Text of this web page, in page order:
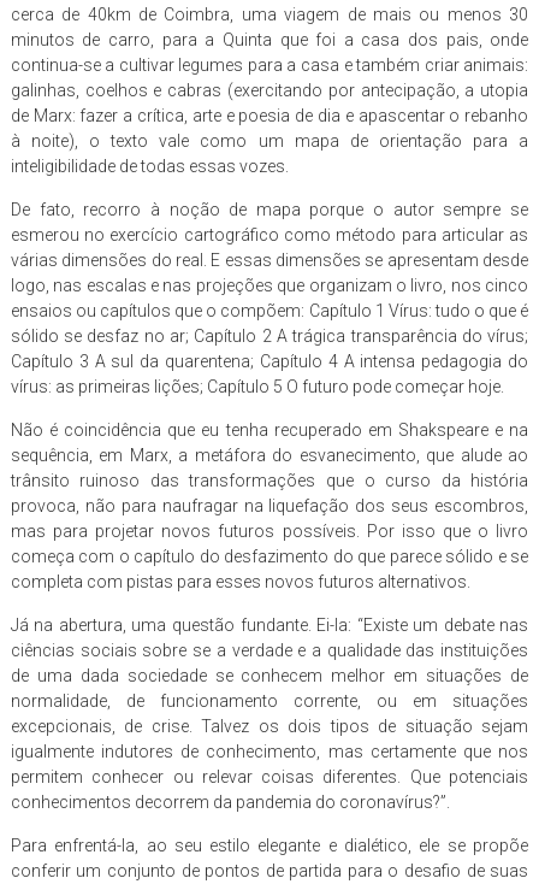
cerca de 40km de Coimbra, uma viagem de mais ou menos 30
minutos de carro, para a Quinta que foi a casa dos pais, onde
continua-se a cultivar legumes para a casa e também criar animais:
galinhas, coelhos e cabras (exercitando por antecipação, a utopia
de Marx: fazer a crítica, arte e poesia de dia e apascentar o rebanho
à noite), o texto vale como um mapa de orientação para a
inteligibilidade de todas essas vozes.
De fato, recorro à noção de mapa porque o autor sempre se
esmerou no exercício cartográfico como método para articular as
várias dimensões do real. E essas dimensões se apresentam desde
logo, nas escalas e nas projeções que organizam o livro, nos cinco
ensaios ou capítulos que o compõem: Capítulo 1 Vírus: tudo o que é
sólido se desfaz no ar; Capítulo 2 A trágica transparência do vírus;
Capítulo 3 A sul da quarentena; Capítulo 4 A intensa pedagogia do
vírus: as primeiras lições; Capítulo 5 O futuro pode começar hoje.
Não é coincidência que eu tenha recuperado em Shakspeare e na
sequência, em Marx, a metáfora do esvanecimento, que alude ao
trânsito ruinoso das transformações que o curso da história
provoca, não para naufragar na liquefação dos seus escombros,
mas para projetar novos futuros possíveis. Por isso que o livro
começa com o capítulo do desfazimento do que parece sólido e se
completa com pistas para esses novos futuros alternativos.
Já na abertura, uma questão fundante. Ei-la: “Existe um debate nas
ciências sociais sobre se a verdade e a qualidade das instituições
de uma dada sociedade se conhecem melhor em situações de
normalidade, de funcionamento corrente, ou em situações
excepcionais, de crise. Talvez os dois tipos de situação sejam
igualmente indutores de conhecimento, mas certamente que nos
permitem conhecer ou relevar coisas diferentes. Que potenciais
conhecimentos decorrem da pandemia do coronavírus?”.
Para enfrentá-la, ao seu estilo elegante e dialético, ele se propõe
conferir um conjunto de pontos de partida para o desafio de suas